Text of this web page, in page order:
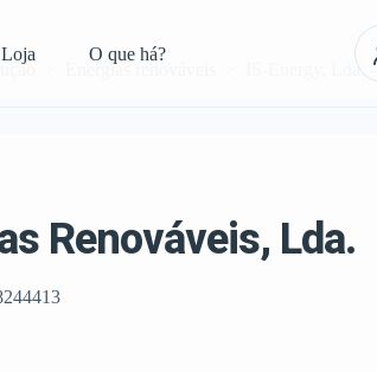
Loja O que há?
Energias renováveis IS-Energy, Lda.
Renováveis, Lda.